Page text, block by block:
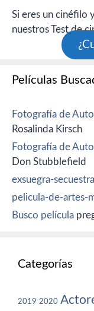
Si eres un cinéfilo
nuestros Test de
Películas
Fotografía de
Rosalinda Kirsch
Fotografía de
Don Stubblefield
exsuegra-
pelicula-de-artes-
Busco película
Categorías
2019 2020